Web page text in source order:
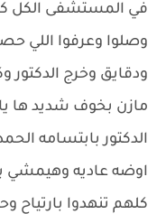
في المستشفى الكل
وصلوا وعرفوا اللي
ودقايق وخرج الدكتور
مازن بخوف شديد ها يا
الدكتور بابتسامه
اوضه عاديه وهيمشي
كلهم تنهدوا بارتياح